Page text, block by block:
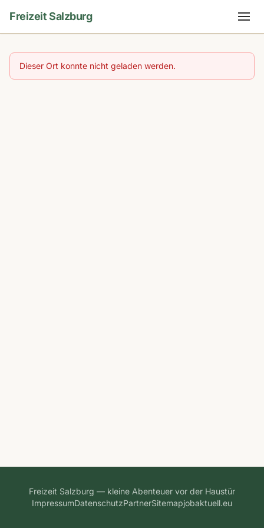
Freizeit Salzburg
Dieser Ort konnte nicht geladen werden.
Freizeit Salzburg — kleine Abenteuer vor der Haustür
ImpressumDatenschutzPartnerSitemapjobaktuell.eu